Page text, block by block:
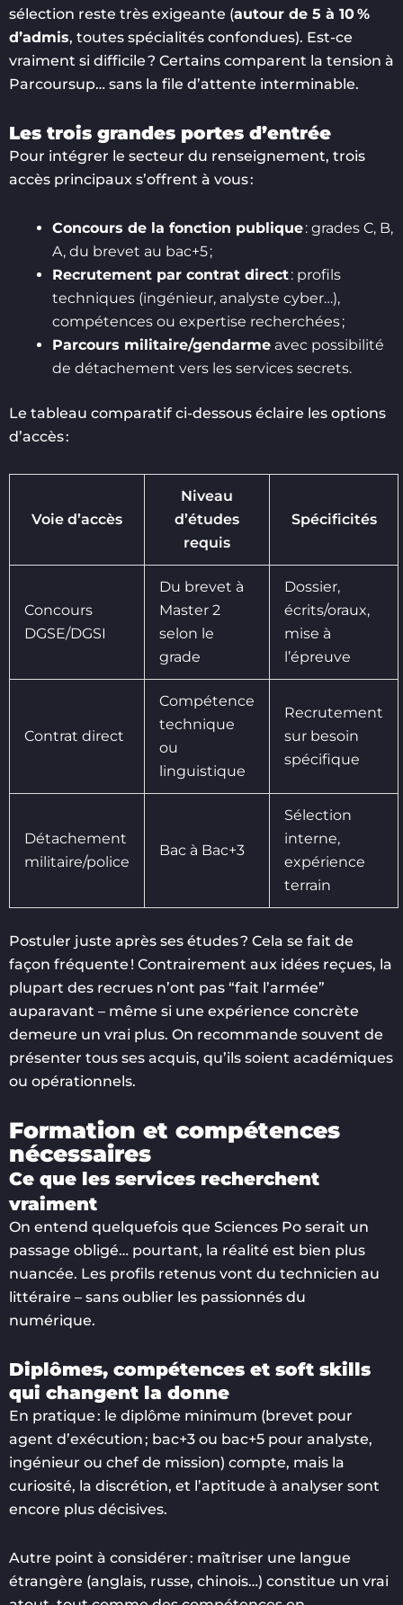
sélection reste très exigeante (autour de 5 à 10 %
d’admis, toutes spécialités confondues). Est-ce
vraiment si difficile ? Certains comparent la tension à
Parcoursup… sans la file d’attente interminable.
Les trois grandes portes d’entrée
Pour intégrer le secteur du renseignement, trois
accès principaux s’offrent à vous :
Concours de la fonction publique: grades C, B,
A, du brevet au bac+5 ;
Recrutement par contrat direct: profils
techniques (ingénieur, analyste cyber…),
compétences ou expertise recherchées ;
Parcours militaire/gendarme avec possibilité
de détachement vers les services secrets.
Le tableau comparatif ci-dessous éclaire les options
d’accès :
Voie d’accès
Niveau
d’études
requis
Spécificités
Concours
DGSE/DGSI
Du brevet à
Master 2
selon le
grade
Dossier,
écrits/oraux,
mise à
l’épreuve
Contrat direct
Compétence
technique
ou
linguistique
Recrutement
sur besoin
spécifique
Détachement
militaire/police
Bac à Bac+3
Sélection
interne,
expérience
terrain
Postuler juste après ses études ? Cela se fait de
façon fréquente ! Contrairement aux idées reçues, la
plupart des recrues n’ont pas “fait l’armée”
auparavant – même si une expérience concrète
demeure un vrai plus. On recommande souvent de
présenter tous ses acquis, qu’ils soient académiques
ou opérationnels.
Formation et compétences
nécessaires
Ce que les services recherchent
vraiment
On entend quelquefois que Sciences Po serait un
passage obligé… pourtant, la réalité est bien plus
nuancée. Les profils retenus vont du technicien au
littéraire – sans oublier les passionnés du
numérique.
Diplômes, compétences et soft skills
qui changent la donne
En pratique : le diplôme minimum (brevet pour
agent d’exécution ; bac+3 ou bac+5 pour analyste,
ingénieur ou chef de mission) compte, mais la
curiosité, la discrétion, et l’aptitude à analyser sont
encore plus décisives.
Autre point à considérer : maîtriser une langue
étrangère (anglais, russe, chinois…) constitue un vrai